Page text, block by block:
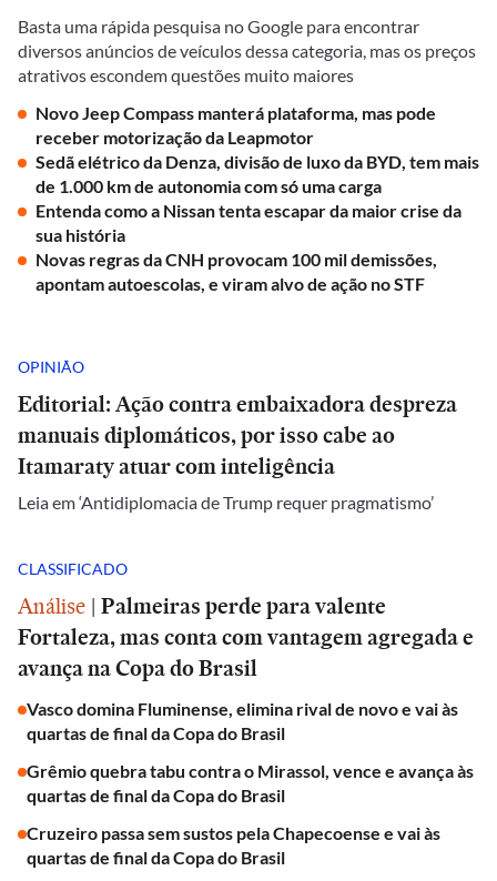
Basta uma rápida pesquisa no Google para encontrar
diversos anúncios de veículos dessa categoria, mas os preços
atrativos escondem questões muito maiores
Novo Jeep Compass manterá plataforma, mas pode
receber motorização da Leapmotor
Sedã elétrico da Denza, divisão de luxo da BYD, tem mais
de 1.000 km de autonomia com só uma carga
Entenda como a Nissan tenta escapar da maior crise da
sua história
Novas regras da CNH provocam 100 mil demissões,
apontam autoescolas, e viram alvo de ação no STF
OPINIÃO
Editorial: Ação contra embaixadora despreza
manuais diplomáticos, por isso cabe ao
Itamaraty atuar com inteligência
Leia em ‘Antidiplomacia de Trump requer pragmatismo’
CLASSIFICADO
Análise | Palmeiras perde para valente
Fortaleza, mas conta com vantagem agregada e
avança na Copa do Brasil
Vasco domina Fluminense, elimina rival de novo e vai às
quartas de final da Copa do Brasil
Grêmio quebra tabu contra o Mirassol, vence e avança às
quartas de final da Copa do Brasil
Cruzeiro passa sem sustos pela Chapecoense e vai às
quartas de final da Copa do Brasil